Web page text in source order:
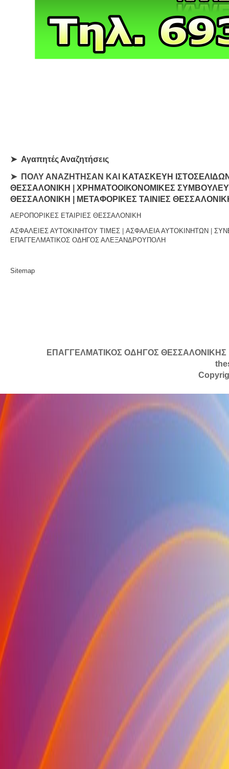
➤ Αγαπητές Αναζητήσεις
➤ ΠΟΛΥ ΑΝΑΖΗΤΗΣΑΝ ΚΑΙ
ΚΑΤΑΣΚΕΥΗ
ΘΕΣΣΑΛΟΝΙΚΗ
ΧΡΗΜΑΤΟΟΙΚΟΝΟΜΙΚΕΣ
ΘΕΣΣΑΛΟΝΙΚΗ
ΜΕΤΑΦΟΡΙΚΕΣ ΤΑΙΝΙΕΣ
ΑΕΡΟΠΟΡΙΚΕΣ ΕΤΑΙΡΙΕΣ ΘΕΣΣΑΛΟΝΙΚΗ
ΑΣΦΑΛΕΙΕΣ ΑΥΤΟΚΙΝΗΤΟΥ ΤΙΜΕΣ
ΑΣΦΑΛΕΙΑ ΑΥΤΟΚΙΝΗΤΩΝ
ΕΠΑΓΓΕΛΜΑΤΙΚΟΣ ΟΔΗΓΟΣ ΑΛΕΞΑΝΔΡΟΥΠΟΛΗ
Sitemap
ΕΠΑΓΓΕΛΜΑΤΙΚΟΣ ΟΔΗΓΟΣ ΘΕΣΣΑΛΟΝΙΚΗΣ